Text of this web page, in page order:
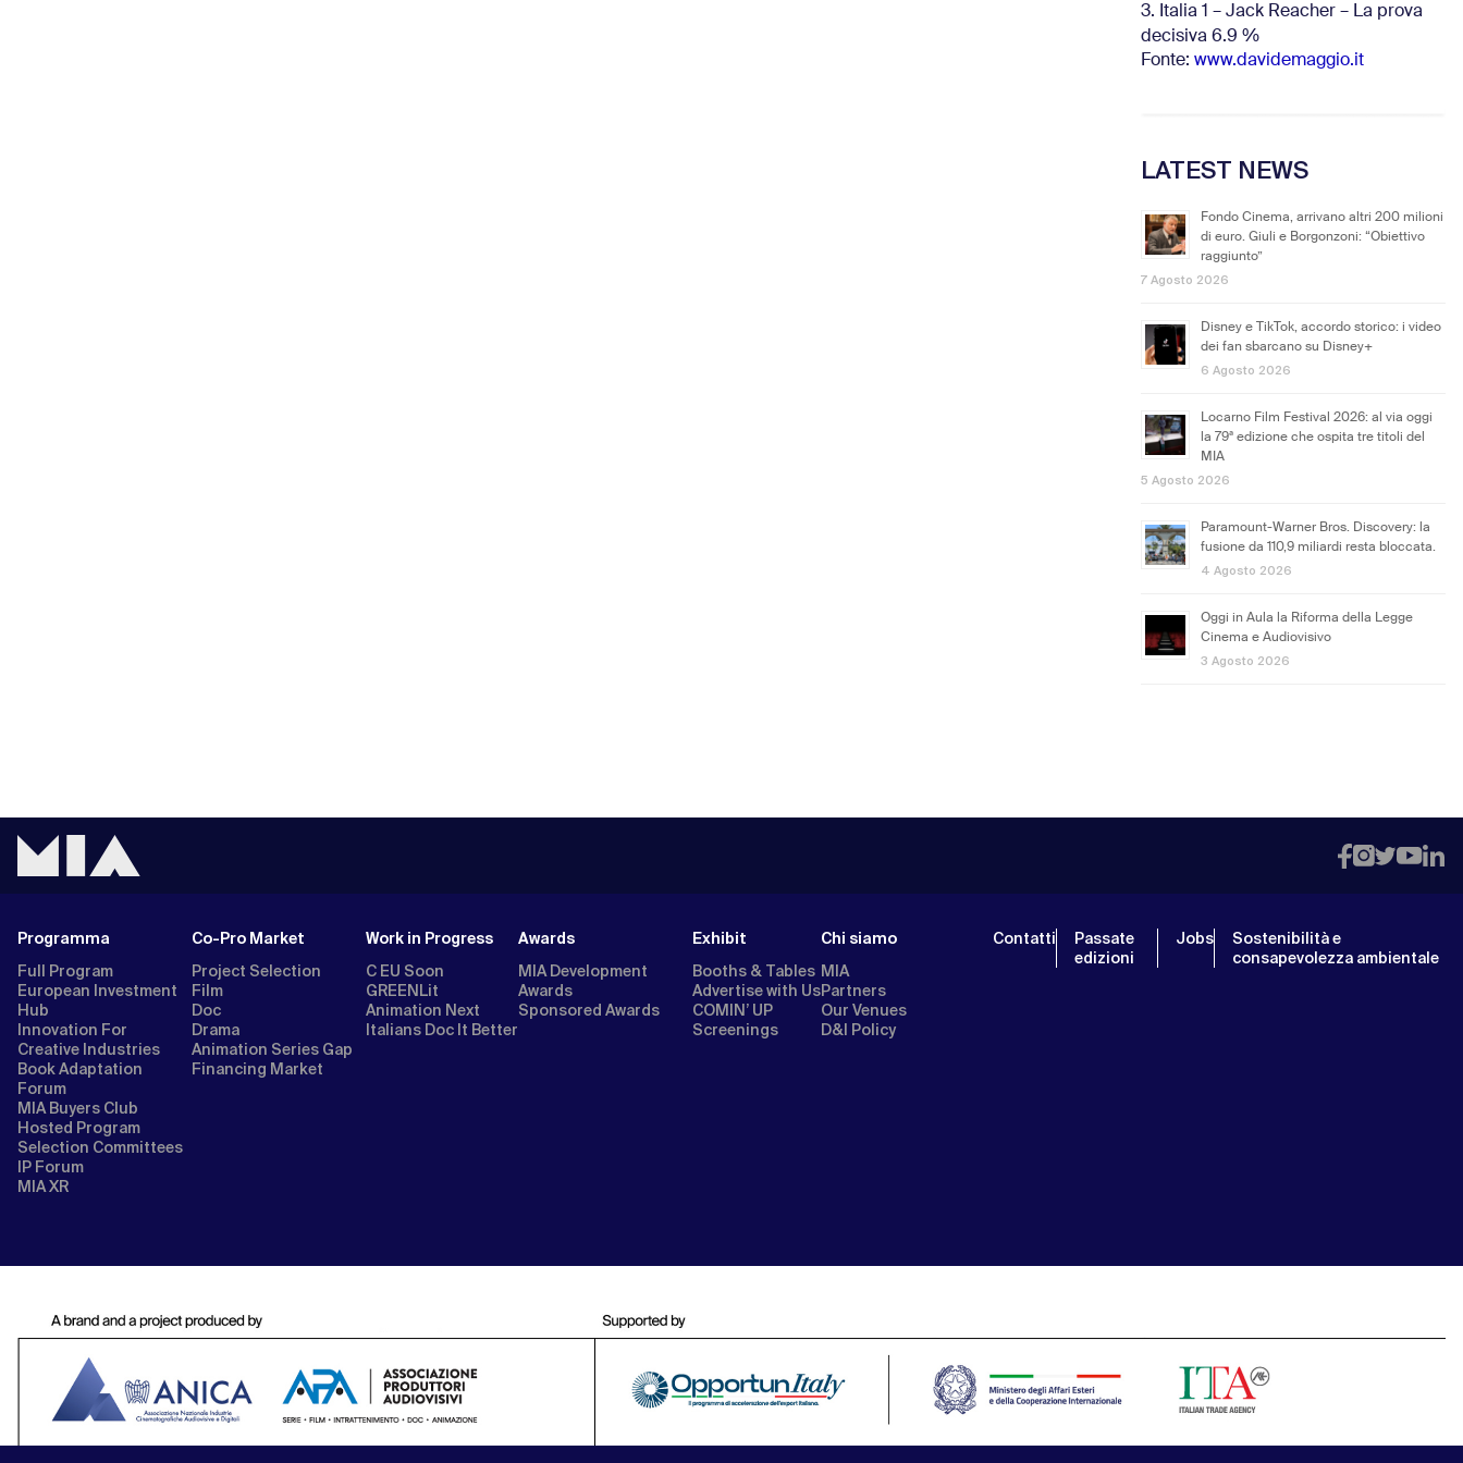
3. Italia 1 – Jack Reacher – La prova
decisiva 6.9 %
Fonte: www.davidemaggio.it
LATEST NEWS
Fondo Cinema, arrivano altri 200 milioni
di euro. Giuli e Borgonzoni: “Obiettivo
raggiunto”
7 Agosto 2026
Disney e TikTok, accordo storico: i video
dei fan sbarcano su Disney+
6 Agosto 2026
Locarno Film Festival 2026: al via oggi
la 79ª edizione che ospita tre titoli del
MIA
5 Agosto 2026
Paramount-Warner Bros. Discovery: la
fusione da 110,9 miliardi resta bloccata.
4 Agosto 2026
Oggi in Aula la Riforma della Legge
Cinema e Audiovisivo
3 Agosto 2026
Programma
Full Program
European Investment
Hub
Innovation For
Creative Industries
Book Adaptation
Forum
MIA Buyers Club
Hosted Program
Selection Committees
IP Forum
MIA XR
Co-Pro Market
Project Selection
Film
Doc
Drama
Animation Series Gap
Financing Market
Work in Progress
C EU Soon
GREENLit
Animation Next
Italians Doc It Better
Awards
MIA Development
Awards
Sponsored Awards
Exhibit
Booths & Tables
Advertise with Us
COMIN’ UP
Screenings
Chi siamo
MIA
Partners
Our Venues
D&I Policy
Contatti
Passate
edizioni
Jobs
Sostenibilità e
consapevolezza ambientale